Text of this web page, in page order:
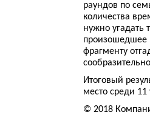
раундов по
количества
нужно угадать
произошедшее
фрагменту
Итоговый
место среди
© 2018